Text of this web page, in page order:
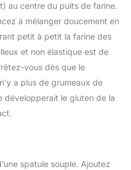
au centre du puits de farine.
à mélanger doucement en
petit à petit la farine des
et non élastique est de
vous dès que le
a plus de grumeaux de
développerait le gluten de la
spatule souple. Ajoutez